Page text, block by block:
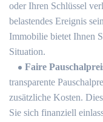
oder Ihren Schlüssel
belastendes Ereignis
Immobilie bietet Ihnen
Situation.
Faire
transparente
zusätzliche Kosten.​
Sie sich finanziell